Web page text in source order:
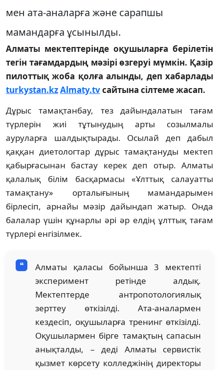
мен ата-аналарға және сарапшы
мамандарға ұсынылды.
Алматы мектептерінде оқушыларға берілетін
тегін тағамдардың мәзірі өзгеруі мүмкін. Қазір
пилоттық жоба қолға алынды, деп хабарлады
turkystan.kzAlmaty.tvсайтына сілтеме жасап.
Дұрыс тамақтанбау, тез дайындалатын тағам
түрлерін жиі тұтынудың арты созылмалы
ауруларға шалдықтырады. Осылай деп дабыл
қаққан диетологтар дұрыс тамақтануды мектеп
қабырғасынан бастау керек деп отыр. Алматы
қалалық білім басқармасы «Ұлттық салауатты
тамақтану» орталығының мамандарымен
бірлесіп, арнайы мәзір дайындап жатыр. Онда
балалар үшін құнарлы әрі әр елдің ұлттық тағам
түрлері енгізілмек.
Алматы қаласы бойынша 3 мектепті
эксперимент ретінде алдық.
Мектептерде антропотологиялық
зерттеу өткізілді. Ата-аналармен
кездесіп, оқушыларға тренинг өткізілді.
Оқушылармен бірге тамақтың сапасын
анықталды, – деді Алматы сервистік
қызмет көрсету колледжінің директоры